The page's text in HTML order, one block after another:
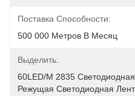
Поставка Способности:
500 000 Метров В Месяц
Выделить:
60LED/M 2835
Режущая Светодиодная